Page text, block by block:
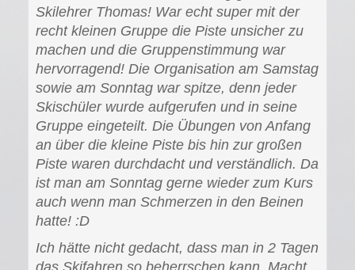
Skilehrer Thomas! War echt super mit der
recht kleinen Gruppe die Piste unsicher zu
machen und die Gruppenstimmung war
hervorragend! Die Organisation am Samstag
sowie am Sonntag war spitze, denn jeder
Skischüler wurde aufgerufen und in seine
Gruppe eingeteilt. Die Übungen von Anfang
an über die kleine Piste bis hin zur großen
Piste waren durchdacht und verständlich. Da
ist man am Sonntag gerne wieder zum Kurs
auch wenn man Schmerzen in den Beinen
hatte! :D
Ich hätte nicht gedacht, dass man in 2 Tagen